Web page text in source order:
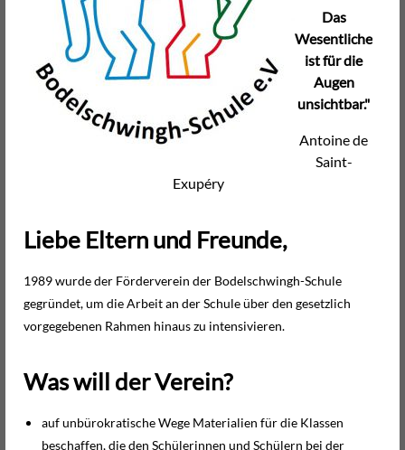
Das
Wesentliche
ist für die
Augen
unsichtbar."
Antoine de
Saint-
Exupéry
Liebe Eltern und Freunde,
1989 wurde der Förderverein der Bodelschwingh-Schule
gegründet, um die Arbeit an der Schule über den gesetzlich
vorgegebenen Rahmen hinaus zu intensivieren.
Was will der Verein?
auf unbürokratische Wege Materialien für die Klassen
beschaffen, die den Schülerinnen und Schülern bei der